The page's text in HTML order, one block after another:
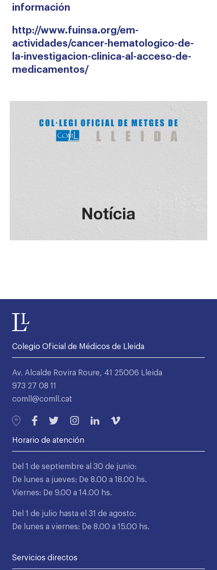
información
http://www.fuinsa.org/em-
actividades/cancer-hematologico-de-
la-investigacion-clinica-al-acceso-de-
medicamentos/
Colegio Oficial de Médicos de Lleida
Av. Alcalde Rovira Roure, 41 25006 Lleida
973 27 08 11
comll@comll.cat
Horario de atención
Del 1 de septiembre al 30 de junio:
De lunes a jueves: De 8.00 a 18.00 hs.
Viernes: De 9.00 a 14.00 hs.
Del 1 de julio hasta el 31 de agosto:
De lunes a viernes: De 8.00 a 15.00 hs.
Servicios directos